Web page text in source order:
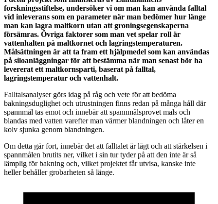
forskningsstiftelse, undersöker vi om man kan använda falltal
vid inleverans som en parameter när man bedömer hur länge
man kan lagra maltkorn utan att groningsegenskaperna
försämras. Övriga faktorer som man vet spelar roll är
vattenhalten på maltkornet och lagringstemperaturen.
Målsättningen är att ta fram ett hjälpmedel som kan användas
på siloanläggningar för att bestämma när man senast bör ha
levererat ett maltkornsparti, baserat på falltal,
lagringstemperatur och vattenhalt.
Falltalsanalyser görs idag på råg och vete för att bedöma
bakningsduglighet och utrustningen finns redan på många håll där
spannmål tas emot och innebär att spannmålsprovet mals och
blandas med vatten varefter man värmer blandningen och låter en
kolv sjunka genom blandningen.
Om detta går fort, innebär det att falltalet är lågt och att stärkelsen i
spannmålen brutits ner, vilket i sin tur tyder på att den inte är så
lämplig för bakning och, vilket projektet får utvisa, kanske inte
heller behåller grobarheten så länge.